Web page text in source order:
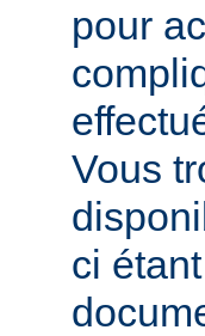
pour
Vous
ci